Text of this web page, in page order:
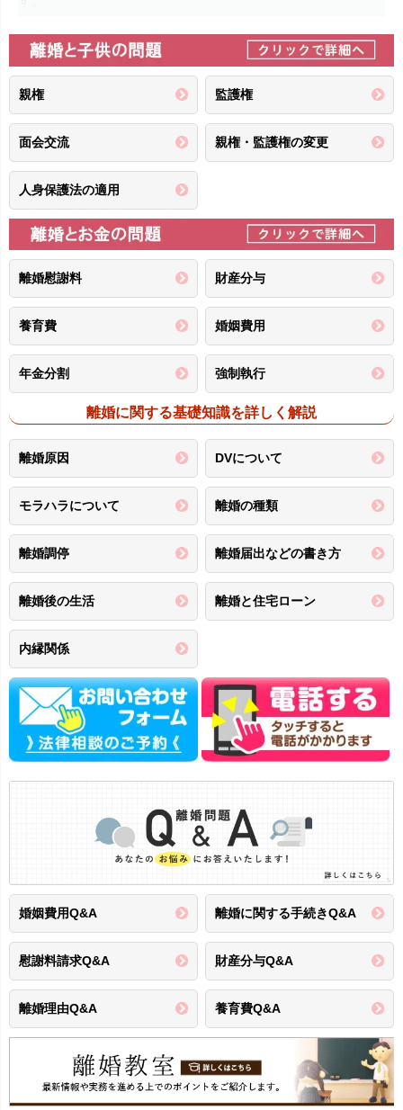
名古屋総合法律事務所は離婚・男女問題分野に特化してお
り、関連するご相談は年間550件以上、離婚・男女問題に関
する事件を年間250件以上受任しております。
また、土曜日、夜間の相談時間を設け、お勤め帰りの方や平
日お忙しい方にも相談していただきやすいようにしておりま
す。
所内には離婚カウンセラー・司法書士・税理士が在籍し、夫
婦・男女関係のトラブルの「心のケア」
義変更などの「登記手続き」、財産分与後の
き」まで、離婚・男女関係に関わる問題の相談から解決まで
ほぼ全てが、ワンストップで解決 いたします。
事務所は、完全個室の相談室が9室あり、プライバシー保護
の配慮をさせていただいております。
また、名古屋市中区丸の内にあり、名古屋家庭裁判所にも近
ます。
親権 監護権
面会交流 親権・監護権の変更
人身保護法の適用
離婚慰謝料 財産分与
養育費 婚姻費用
年金分割 強制執行
離婚に関する基礎知識を詳しく解説
離婚原因 DVについて
モラハラについて 離婚の種類
離婚調停 離婚届出などの書き方
離婚後の生活 離婚と住宅ローン
内縁関係
婚姻費用Q&A 離婚に関する手続きQ&A
慰謝料請求Q&A 財産分与Q&A
離婚理由Q&A 養育費Q&A